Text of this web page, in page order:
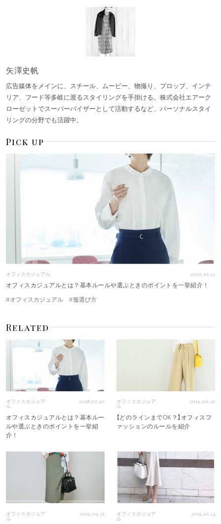
矢澤史帆
広告媒体をメインに、スチール、ムービー、物撮り、プロップ、インテ
リア、フード等多岐に渡るスタイリングを手掛ける。株式会社エアーク
ローゼットでスーパーバイザーとして活動するなど、パーソナルスタイ
リングの分野でも活躍中。
Pick up
オフィスカジュアル 2020.10.23
オフィスカジュアルとは？基本ルールや選ぶときのポイントを一挙紹介！
#オフィスカジュアル
#服選び方
Related
オフィスカジュア
ル
2018.07.20
オフィスカジュアルとは？基本ルー
ルや選ぶときのポイントを一挙紹
介！
オフィスカジュア
ル
2019.06.26
【どのラインまでOK？】オフィスフ
ァッションのルールを紹介
オフィスカジュア
ル
2019.09.25 オフィスカジュア
ル
2019.10.24